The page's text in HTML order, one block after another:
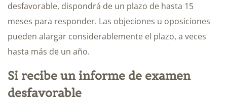
desfavorable, dispondrá de un plazo de hasta 15
meses para responder. Las objeciones u oposiciones
pueden alargar considerablemente el plazo, a veces
hasta más de un año.
Si recibe un informe de examen
desfavorable